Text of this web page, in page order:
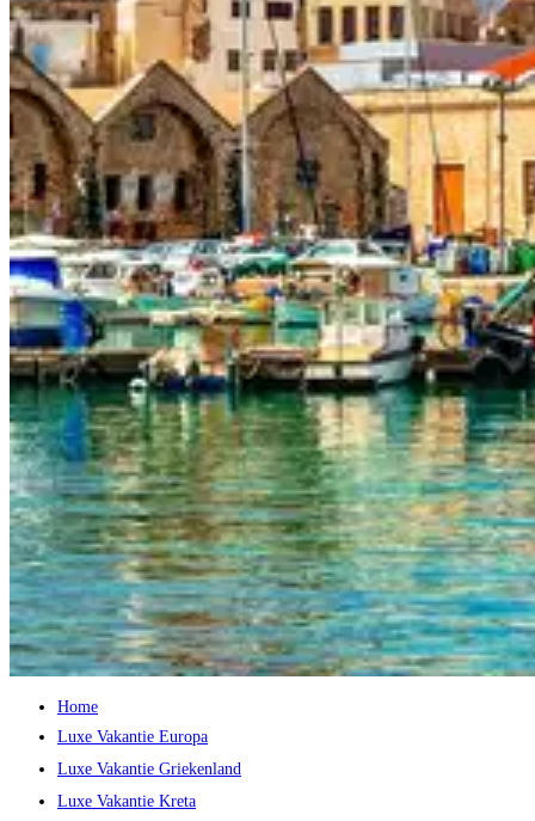
Home
Luxe Vakantie Europa
Luxe Vakantie Griekenland
Luxe Vakantie Kreta